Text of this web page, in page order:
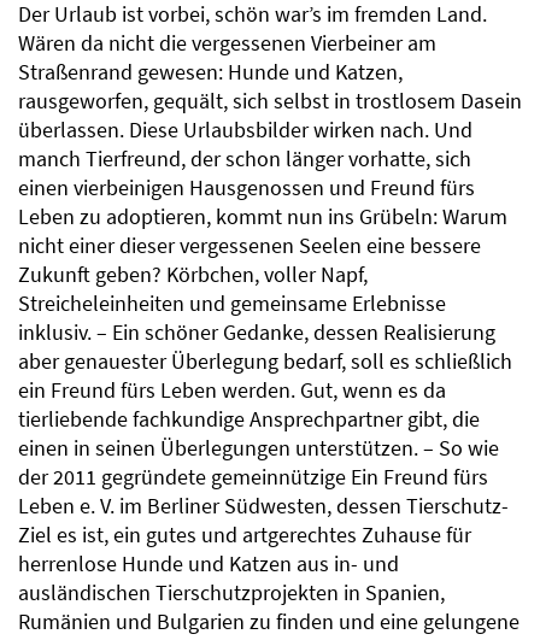
Der Urlaub ist vorbei, schön war’s im fremden Land.
Wären da nicht die vergessenen Vierbeiner am
Straßenrand gewesen: Hunde und Katzen,
rausgeworfen, gequält, sich selbst in trostlosem Dasein
überlassen. Diese Urlaubsbilder wirken nach. Und
manch Tierfreund, der schon länger vorhatte, sich
einen vierbeinigen Hausgenossen und Freund fürs
Leben zu adoptieren, kommt nun ins Grübeln: Warum
nicht einer dieser vergessenen Seelen eine bessere
Zukunft geben? Körbchen, voller Napf,
Streicheleinheiten und gemeinsame Erlebnisse
inklusiv. – Ein schöner Gedanke, dessen Realisierung
aber genauester Überlegung bedarf, soll es schließlich
ein Freund fürs Leben werden. Gut, wenn es da
tierliebende fachkundige Ansprechpartner gibt, die
einen in seinen Überlegungen unterstützen. – So wie
der 2011 gegründete gemeinnützige Ein Freund fürs
Leben e. V. im Berliner Südwesten, dessen Tierschutz-
Ziel es ist, ein gutes und artgerechtes Zuhause für
herrenlose Hunde und Katzen aus in- und
ausländischen Tierschutzprojekten in Spanien,
Rumänien und Bulgarien zu finden und eine gelungene